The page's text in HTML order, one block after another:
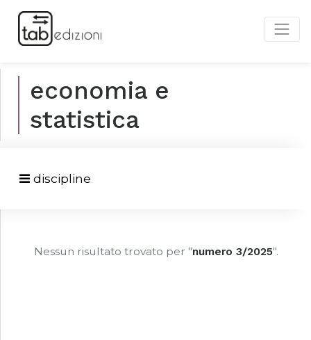
economia e
statistica
discipline
Nessun risultato trovato per "numero 3/2025".